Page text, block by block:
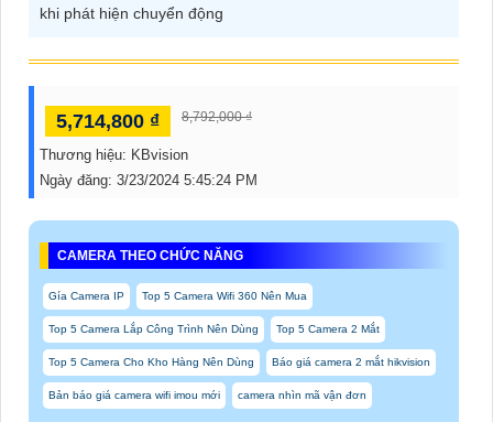
khi phát hiện chuyển động
5,714,800 ₫ 8,792,000 ₫
Thương hiệu: KBvision
Ngày đăng: 3/23/2024 5:45:24 PM
CAMERA THEO CHỨC NĂNG
Gía Camera IP Top 5 Camera Wifi 360 Nên Mua
Top 5 Camera Lắp Công Trình Nên Dùng Top 5 Camera 2 Mắt
Top 5 Camera Cho Kho Hàng Nên Dùng Báo giá camera 2 mắt hikvision
Bản báo giá camera wifi imou mới camera nhìn mã vận đơn